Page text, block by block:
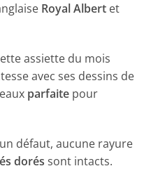
Royal Albert et
assiette du mois
avec ses dessins de
parfaite pour
défaut, aucune rayure
dorés sont intacts.